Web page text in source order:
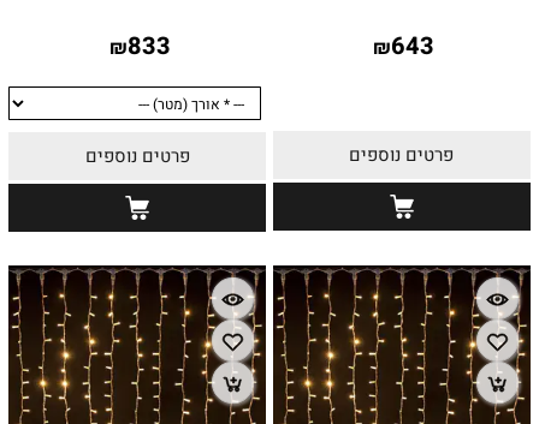
₪643
פרטים נוספים
₪833
פרטים נוספים